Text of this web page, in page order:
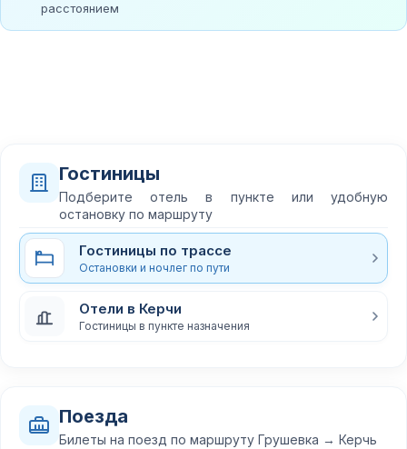
расстоянием
Гостиницы
Подберите отель в пункте или удобную
остановку по маршруту
Гостиницы по трассе
Остановки и ночлег по пути
Отели в Керчи
Гостиницы в пункте назначения
Поезда
Билеты на поезд по маршруту Грушевка → Керчь